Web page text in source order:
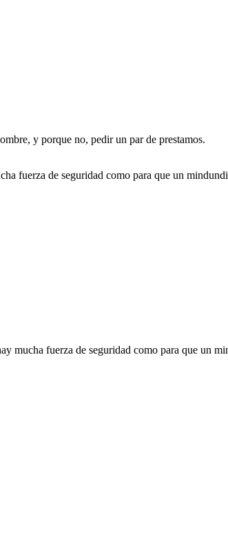
y porque no, pedir un par de prestamos.
fuerza de seguridad como para que un
mucha fuerza de seguridad como para que un